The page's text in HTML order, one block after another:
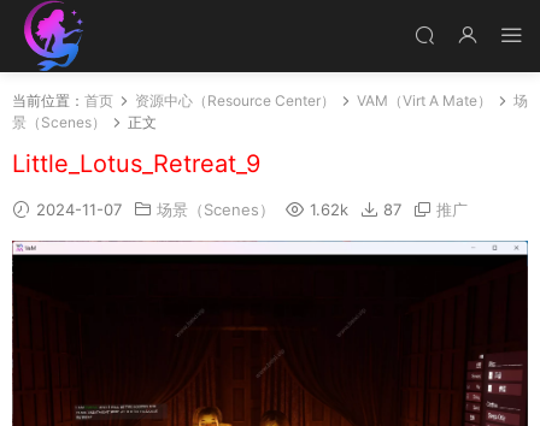
当前位置： 首页 资源中心（Resource Center） VAM（Virt A Mate）
场
景（Scenes）
正文
Little_Lotus_Retreat_9
2024-11-07 场景（Scenes） 1.62k 87 推广